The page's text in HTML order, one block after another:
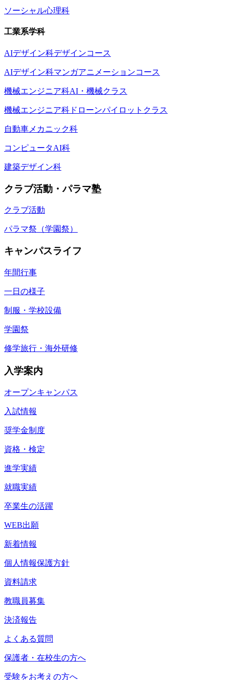
ソーシャル心理科
工業系学科
AIデザイン科デザインコース
AIデザイン科マンガアニメーションコース
機械エンジニア科AI・機械クラス
機械エンジニア科ドローンパイロットクラス
自動車メカニック科
コンピュータAI科
建築デザイン科
クラブ活動・パラマ塾
クラブ活動
パラマ祭（学園祭）
キャンパスライフ
年間行事
一日の様子
制服・学校設備
学園祭
修学旅行・海外研修
入学案内
オープンキャンパス
入試情報
奨学金制度
資格・検定
進学実績
就職実績
卒業生の活躍
WEB出願
新着情報
個人情報保護方針
資料請求
教職員募集
決済報告
よくある質問
保護者・在校生の方へ
受験をお考えの方へ